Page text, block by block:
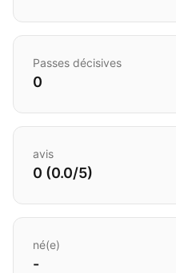
Passes décisives
0
avis
0 (0.0/5)
né(e)
-